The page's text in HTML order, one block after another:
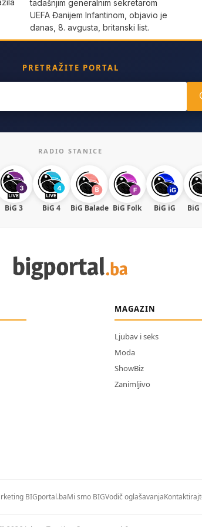
tadašnjim generalnim sekretarom
UEFA Đanijem Infantinom, objavio je
danas, 8. avgusta, britanski list.
PRETRAŽITE PORTAL
RADIO STANICE
BiG 3 BiG 4 BiG Balade BiG Folk BiG iG BiG
MAGAZIN
Ljubav i seks
Moda
ShowBiz
Zanimljivo
BIGportal.baMi smo BIGVodič oglašavanja